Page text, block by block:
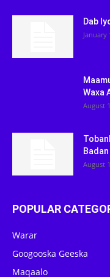
Dab
January
Waxa
August
August
POPULAR
Warar
Googooska Geeska
Maqaalo